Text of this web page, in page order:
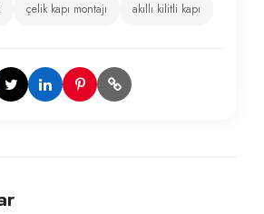
çelik kapı montajı akıllı kilitli kapı